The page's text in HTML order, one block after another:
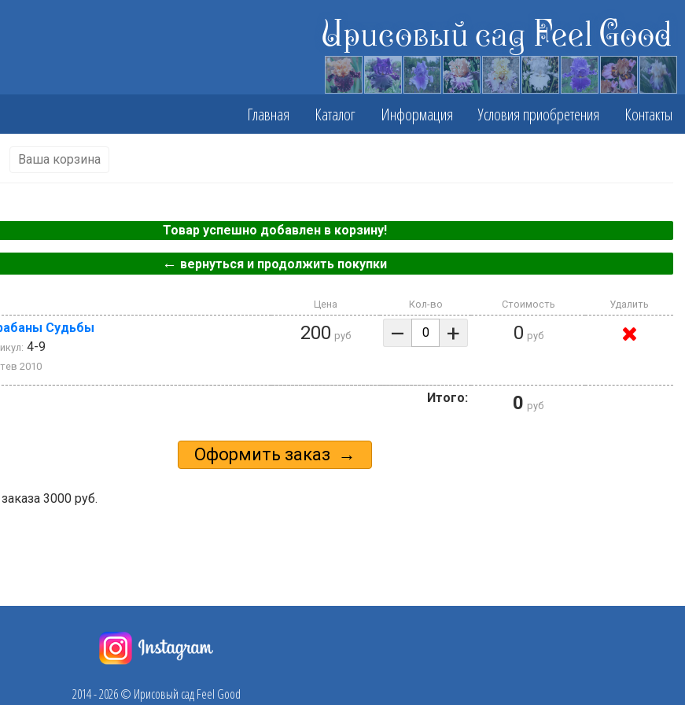
Ирисовый сад Feel Good
Главная Каталог Информация Условия приобретения Контакты
Ваша корзина
Товар успешно добавлен в корзину!
← вернуться и продолжить покупки
Цена Кол-во Стоимость
Удалить
Судьбы
4-9
2010
200 руб – + 0 руб
Итого: 0 руб
3000 руб.
2014 - 2026 © Ирисовый сад Feel Good